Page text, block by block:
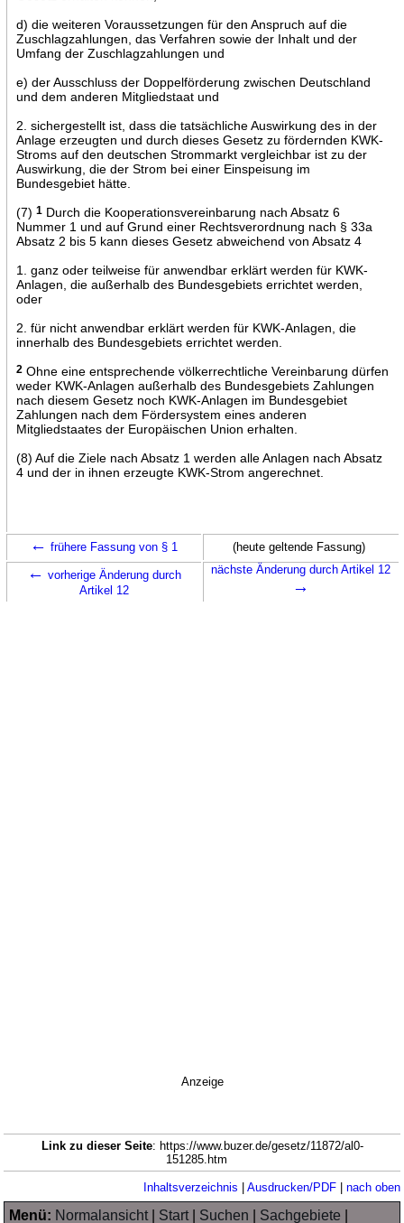
d) die weiteren Voraussetzungen für den Anspruch auf die
Zuschlagzahlungen, das Verfahren sowie der Inhalt und der
Umfang der Zuschlagzahlungen und
e) der Ausschluss der Doppelförderung zwischen Deutschland
und dem anderen Mitgliedstaat und
2. sichergestellt ist, dass die tatsächliche Auswirkung des in der
Anlage erzeugten und durch dieses Gesetz zu fördernden KWK-
Stroms auf den deutschen Strommarkt vergleichbar ist zu der
Auswirkung, die der Strom bei einer Einspeisung im
Bundesgebiet hätte.
(7) 1Durch die Kooperationsvereinbarung nach Absatz 6
Nummer 1 und auf Grund einer Rechtsverordnung nach § 33a
Absatz 2 bis 5 kann dieses Gesetz abweichend von Absatz 4
1. ganz oder teilweise für anwendbar erklärt werden für KWK-
Anlagen, die außerhalb des Bundesgebiets errichtet werden,
oder
2. für nicht anwendbar erklärt werden für KWK-Anlagen, die
innerhalb des Bundesgebiets errichtet werden.
2Ohne eine entsprechende völkerrechtliche Vereinbarung dürfen
weder KWK-Anlagen außerhalb des Bundesgebiets Zahlungen
nach diesem Gesetz noch KWK-Anlagen im Bundesgebiet
Zahlungen nach dem Fördersystem eines anderen
Mitgliedstaates der Europäischen Union erhalten.
(8) Auf die Ziele nach Absatz 1 werden alle Anlagen nach Absatz
4 und der in ihnen erzeugte KWK-Strom angerechnet.
← frühere Fassung von § 1 (heute geltende Fassung)
← vorherige Änderung durch
Artikel 12
nächste Änderung durch Artikel 12
→
Anzeige
Link zu dieser Seite: https://www.buzer.de/gesetz/11872/al0-
151285.htm
Inhaltsverzeichnis | Ausdrucken/PDF| nach oben
Menü: Normalansicht| Start| Suchen Sachgebiete